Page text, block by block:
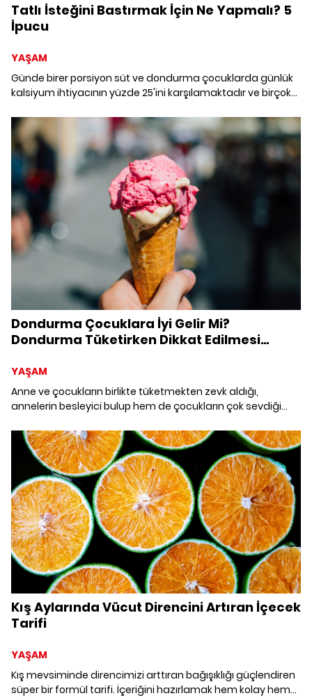
Tatlı İsteğini Bastırmak İçin Ne Yapmalı? 5
İpucu
YAŞAM
Günde birer porsiyon süt ve dondurma çocuklarda günlük
kalsiyum ihtiyacının yüzde 25'ini karşılamaktadır ve birçok
baklava 430, sütlü çikolata 550 kalori iken meyveli ya da
diğer dondurma çeşitleri maksimum 200 kalori kadar
vücuda enerji verirler.
Dondurma Çocuklara İyi Gelir Mi?
Dondurma Tüketirken Dikkat Edilmesi
YAŞAM
Anne ve çocukların birlikte tüketmekten zevk aldığı,
annelerin besleyici bulup hem de çocukların çok sevdiği
atıştırmalıklardan biridir.
Kış Aylarında Vücut Direncini Artıran İçecek
Tarifi
YAŞAM
Kış mevsiminde direncimizi arttıran bağışıklığı güçlendiren
süper bir formül tarifi. İçeriğini hazırlamak hem kolay hem